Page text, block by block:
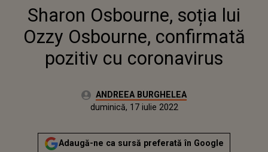
OZZY OSBOURNE, CONFIRMATĂ
POZITIV CU CORONAVIRUS
Sharon Osbourne, soția lui
Ozzy Osbourne, confirmată
pozitiv cu coronavirus
Autor:ANDREEA BURGHELEA
marți, 15 decembrie 2020Actualizat:
duminică, 17 iulie 2022
Adaugă-ne ca sursă preferată în Google